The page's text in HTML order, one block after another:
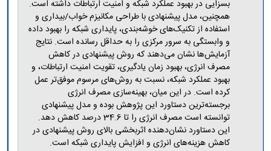
بسزایی در بهبود عملکرد شبکه و امنیت ارتباطات داشته است.
همچنین، مدل پیشنهادی با طراحی مکانیزم خواب/بیداری و
استفاده از تکنیک‌های خوشه‌بندی، پایداری شبکه را بهبود داده
و وابستگی به سرور مرکزی را به حداقل رسانده است. نتایج
آزمایش‌ها نشان می‌دهند که روش پیشنهادی در کاهش
مصرف انرژی، بهبود زمان یادگیری، تقویت امنیت ارتباطات، و
بهبود عملکرد شبکه، نسبت به روش‌های مرسوم موفق‌تر عمل
کرده است. در این میان، بهینه‌سازی مصرف انرژی
برجسته‌ترین دستاورد این پژوهش بوده و مدل پیشنهادی
توانسته است مصرف انرژی را تا 34.6 درصد کاهش دهد.
این دستاورد نشان‌دهنده اثربخشی بالای روش پیشنهادی در
کاهش هزینه‌های انرژی و افزایش پایداری شبکه است.